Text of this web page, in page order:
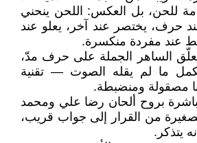
للحن، بل العكس: اللحن ينحني
حرف، يختصر عند آخر، يعلو عند
عند مفردة منكسرة.
الساهر الجملة على حرف مدّ،
ما لم يقله الصوت — تقنية
مصقولة ومنضبطة.
بروح ألحان رضا علي ومحمد
من القرار إلى جواب قريب،
يتذكر.